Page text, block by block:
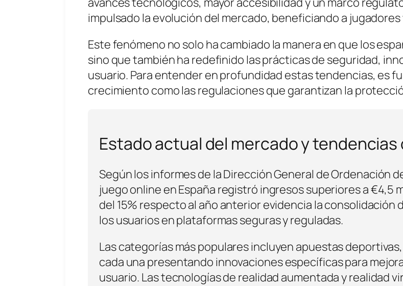
impulsado la evolución del mercado, beneficiando a
Este fenómeno no solo ha cambiado la manera en que los
sino que también ha redefinido las prácticas de seguridad,
usuario. Para entender en profundidad estas tendencias, es
crecimiento como las regulaciones que garantizan la
Estado actual del mercado y tendencias
Según los informes de la Dirección General de Ordenación
juego online en España registró ingresos superiores a€4,5
del 15% respecto al año anterior evidencia la
los usuarios en plataformas seguras y reguladas.
Las categorías más populares incluyen apuestas
cada una presentando innovaciones específicas para
usuario. Las tecnologías de realidad aumentada y realidad